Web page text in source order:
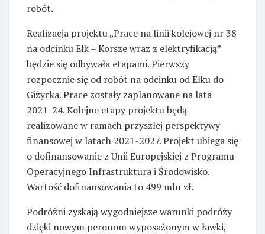
robót.
Realizacja projektu „Prace na linii kolejowej nr 38
na odcinku Ełk – Korsze wraz z elektryfikacją”
będzie się odbywała etapami. Pierwszy
rozpocznie się od robót na odcinku od Ełku do
Giżycka. Prace zostały zaplanowane na lata
2021-24. Kolejne etapy projektu będą
realizowane w ramach przyszłej perspektywy
finansowej w latach 2021-2027. Projekt ubiega się
o dofinansowanie z Unii Europejskiej z Programu
Operacyjnego Infrastruktura i Środowisko.
Wartość dofinansowania to 499 mln zł.
Podróżni zyskają wygodniejsze warunki podróży
dzięki nowym peronom wyposażonym w ławki,